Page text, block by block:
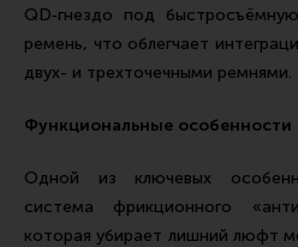
Все разделы
Новости
Фотоотчеты
QD‑гнездо под
ремень, что облегчает
двух- и трехточечными ремнями.
Функциональные особенности
Одной из ключевых
система фрикционного
которая убирает лишний люфт